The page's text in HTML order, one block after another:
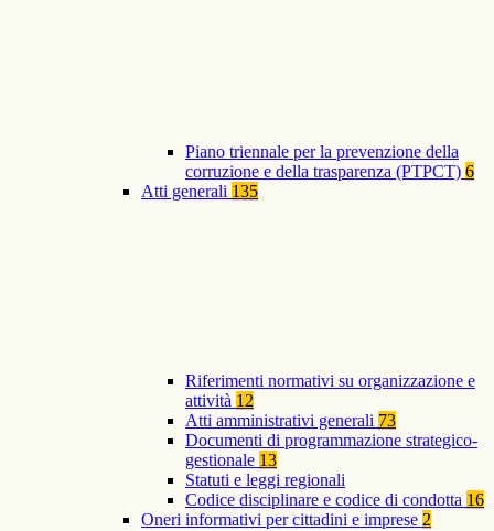
Piano triennale per la prevenzione della
corruzione e della trasparenza (PTPCT) 6
Atti generali 135
Riferimenti normativi su organizzazione e
attività 12
Atti amministrativi generali 73
Documenti di programmazione strategico-
gestionale 13
Statuti e leggi regionali
Codice disciplinare e codice di condotta 16
Oneri informativi per cittadini e imprese 2